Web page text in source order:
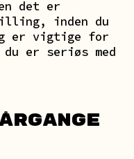
det er
inden du
er vigtige for
er seriøs med